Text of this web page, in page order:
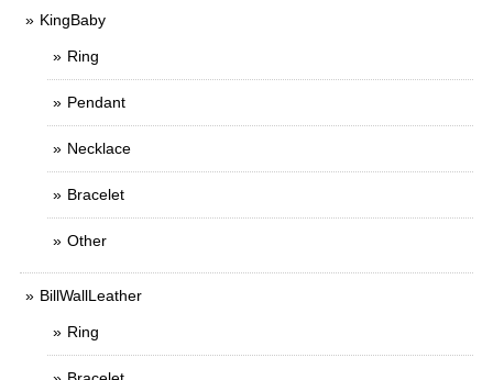
KingBaby
Ring
Pendant
Necklace
Bracelet
Other
BillWallLeather
Ring